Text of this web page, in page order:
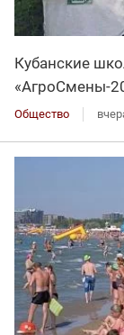
Кубанские
«АгроСмены-
Общество